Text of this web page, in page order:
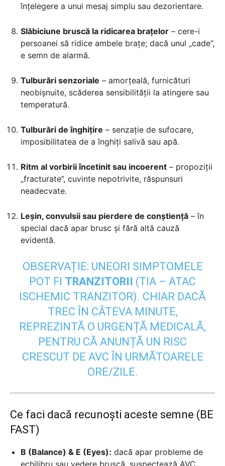
înțelegere a unui mesaj simplu sau dezorientare.
Slăbiciune bruscă la ridicarea brațelor – cere-i
persoanei să ridice ambele brațe; dacă unul „cade”,
e semn de alarmă.
Tulburări senzoriale – amorțeală, furnicături
neobișnuite, scăderea sensibilității la atingere sau
temperatură.
Tulburări de înghițire – senzație de sufocare,
imposibilitatea de a înghiți salivă sau apă.
Ritm al vorbirii încetinit sau incoerent – propoziții
„fracturate”, cuvinte nepotrivite, răspunsuri
neadecvate.
Leșin, convulsii sau pierdere de conștiență – în
special dacă apar brusc și fără altă cauză
evidentă.
OBSERVAȚIE: UNEORI SIMPTOMELE
POT FI TRANZITORII (TIA – ATAC
ISCHEMIC TRANZITOR). CHIAR DACĂ
TREC ÎN CÂTEVA MINUTE,
REPREZINTĂ O URGENȚĂ MEDICALĂ,
PENTRU CĂ ANUNȚĂ UN RISC
CRESCUT DE AVC ÎN URMĂTOARELE
ORE/ZILE.
Ce faci dacă recunoști aceste semne (BE
FAST)
B (Balance) & E (Eyes): dacă apar probleme de
echilibru sau vedere bruscă, suspectează AVC.